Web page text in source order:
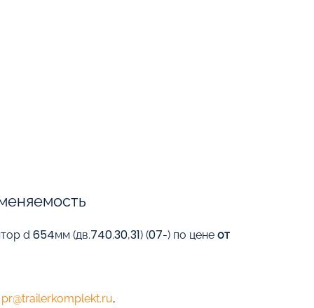
d 654мм (дв.740.30,31) (07-) по цене от
pr@trailerkomplekt.ru,